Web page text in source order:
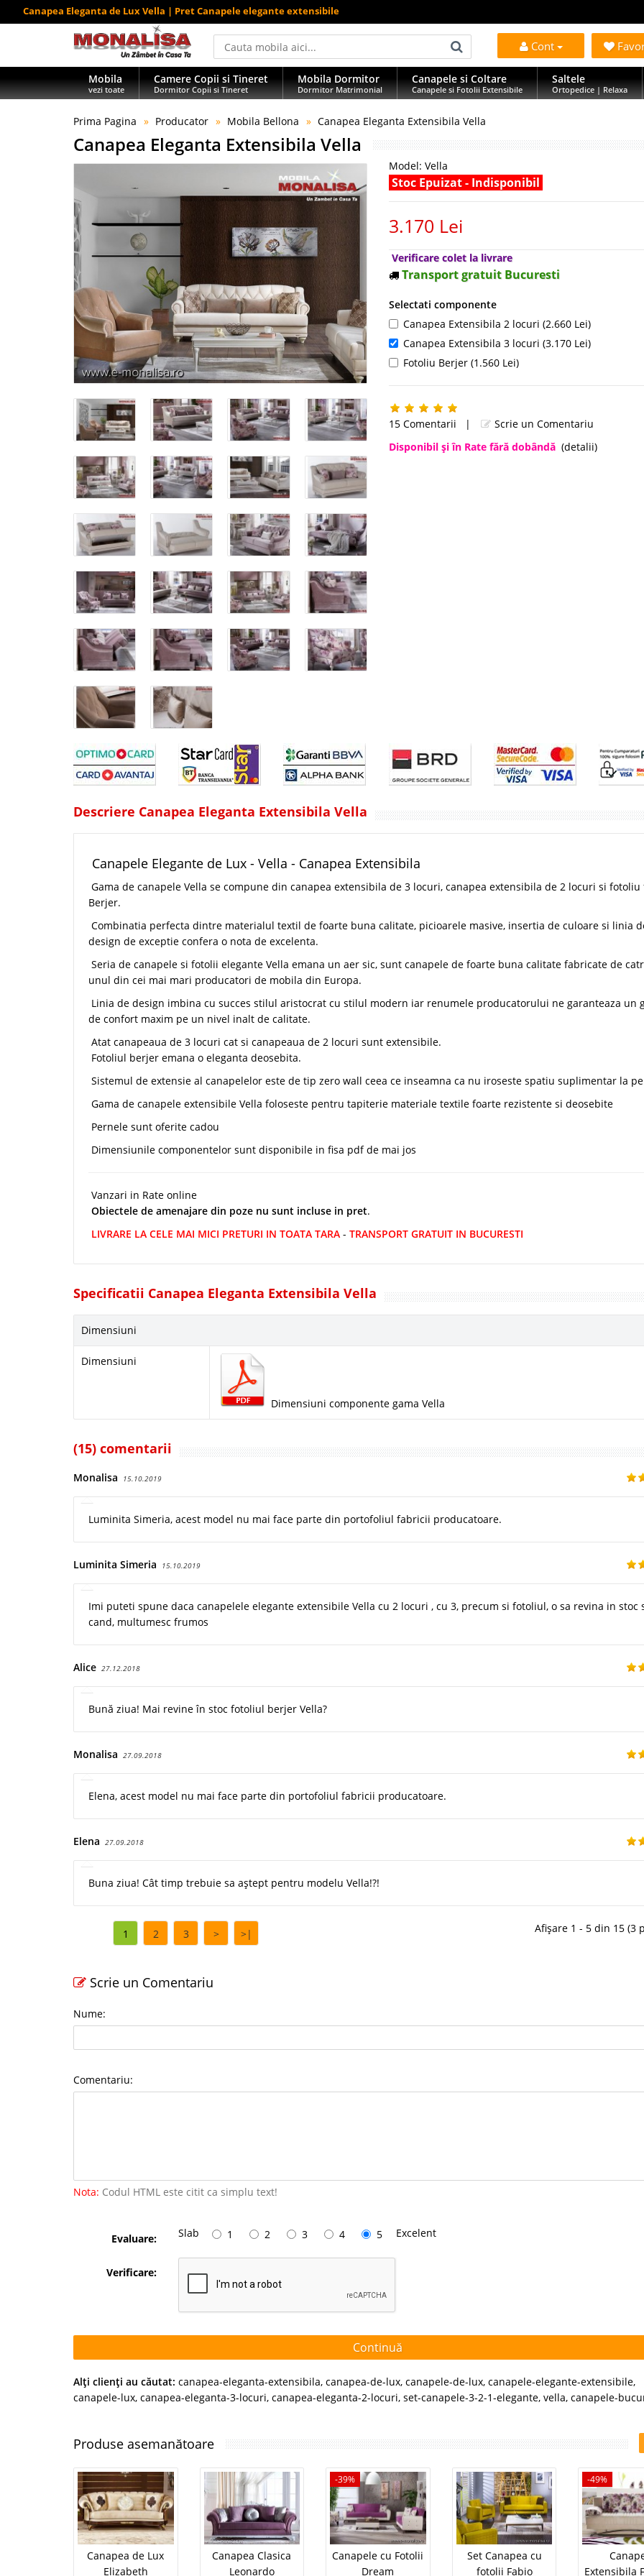
Canapea Eleganta de Lux Vella | Pret Canapele elegante extensibile
Cont
Mobila
vezi toate
Camere Copii si Tineret
Dormitor Copii si Tineret
Mobila Dormitor
Dormitor Matrimonial
Canapele si Coltare
Canapele si Fotolii Extensibile
Saltele
Ortopedice | Relaxa
Prima Pagina Producator Mobila Bellona Canapea Eleganta Extensibila Vella
Canapea Eleganta Extensibila Vella
Model: Vella
Stoc Epuizat - Indisponibil
3.170 Lei
Verificare colet la livrare
Transport gratuit Bucuresti
Selectati componente
Canapea Extensibila 2 locuri (2.660 Lei)
Canapea Extensibila 3 locuri (3.170 Lei)
Fotoliu Berjer (1.560 Lei)
15 Comentarii |
Scrie un Comentariu
Disponibil şi în Rate fără dobândă (detalii)
Descriere Canapea Eleganta Extensibila Vella
Canapele Elegante de Lux - Vella - Canapea Extensibila
Gama de canapele Vella se compune din canapea extensibila de 3 locuri, canapea extensibila de 2 locuri si fotoliu
Berjer.
Combinatia perfecta dintre materialul textil de foarte buna calitate, picioarele masive, insertia de culoare si linia
design de exceptie confera o nota de excelenta.
Seria de canapele si fotolii elegante Vella emana un aer sic, sunt canapele de foarte buna calitate fabricate de
unul din cei mai mari producatori de mobila din Europa.
Linia de design imbina cu succes stilul aristocrat cu stilul modern iar renumele producatorului ne garanteaza un
de confort maxim pe un nivel inalt de calitate.
Atat canapeaua de 3 locuri cat si canapeaua de 2 locuri sunt extensibile.
Fotoliul berjer emana o eleganta deosebita.
Sistemul de extensie al canapelelor este de tip zero wall ceea ce inseamna ca nu iroseste spatiu suplimentar la
Gama de canapele extensibile Vella foloseste pentru tapiterie materiale textile foarte rezistente si deosebite
Pernele sunt oferite cadou
Dimensiunile componentelor sunt disponibile in fisa pdf de mai jos
Vanzari in Rate online
Obiectele de amenajare din poze nu sunt incluse in pret.
LIVRARE LA CELE MAI MICI PRETURI IN TOATA TARA - TRANSPORT GRATUIT IN BUCURESTI
Specificatii Canapea Eleganta Extensibila Vella
Dimensiuni
Dimensiuni
Dimensiuni componente gama Vella
(15) comentarii
Monalisa 15.10.2019
Luminita Simeria, acest model nu mai face parte din portofoliul fabricii producatoare.
Luminita Simeria 15.10.2019
Imi puteti spune daca canapelele elegante extensibile Vella cu 2 locuri , cu 3, precum si fotoliul, o sa revina in stoc
cand, multumesc frumos
Alice 27.12.2018
Bună ziua! Mai revine în stoc fotoliul berjer Vella?
Monalisa 27.09.2018
Elena, acest model nu mai face parte din portofoliul fabricii producatoare.
Elena 27.09.2018
Buna ziua! Cât timp trebuie sa aștept pentru modelu Vella!?!
1 2 3 > >| Afișare 1 - 5 din 15 (3
Scrie un Comentariu
Nume:
Comentariu:
Nota: Codul HTML este citit ca simplu text!
Evaluare: Slab 1 2 3 4 5 Excelent
Verificare:
Continuă
Alţi clienţi au căutat: canapea-eleganta-extensibila, canapea-de-lux, canapele-de-lux, canapele-elegante-extensibile,
canapele-lux, canapea-eleganta-3-locuri, canapea-eleganta-2-locuri, set-canapele-3-2-1-elegante, vella, canapele-
Produse asemanătoare
Canapea de Lux
Elizabeth
Canapea Clasica
Leonardo
-39%
Canapele cu Fotolii
Dream
Set Canapea cu
fotolii Fabio
-49%
Extensibila